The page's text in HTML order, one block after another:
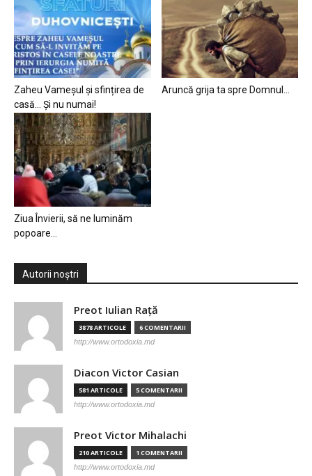
Zaheu Vameșul și sfințirea de
casă… Și nu numai!
Aruncă grija ta spre Domnul…
Ziua Învierii, să ne luminăm
popoare…
Autorii noștri
Preot Iulian Raţă
3878 ARTICOLE 6 COMENTARII
http://www.ortodoxia.md
Diacon Victor Casian
581 ARTICOLE 5 COMENTARII
http://www.ortodoxia.md
Preot Victor Mihalachi
210 ARTICOLE 1 COMENTARII
http://www.ortodoxia.md